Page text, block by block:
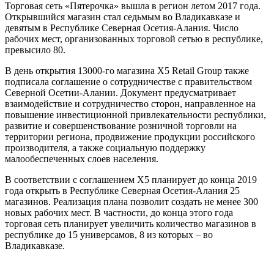
Торговая сеть «Пятерочка» вышла в регион летом 2017 года.
Открывшийся магазин стал седьмым во Владикавказе и
девятым в Республике Северная Осетия-Алания. Число
рабочих мест, организованных торговой сетью в республике,
превысило 80.
В день открытия 13000-го магазина Х5 Retail Group также
подписала соглашение о сотрудничестве с правительством
Северной Осетии-Алании. Документ предусматривает
взаимодействие и сотрудничество сторон, направленное на
повышение инвестиционной привлекательности республики,
развитие и совершенствование розничной торговли на
территории региона, продвижение продукции российского
производителя, а также социальную поддержку
малообеспеченных слоев населения.
В соответствии с соглашением Х5 планирует до конца 2019
года открыть в Республике Северная Осетия-Алания 25
магазинов. Реализация плана позволит создать не менее 300
новых рабочих мест. В частности, до конца этого года
торговая сеть планирует увеличить количество магазинов в
республике до 15 универсамов, 8 из которых – во
Владикавказе.